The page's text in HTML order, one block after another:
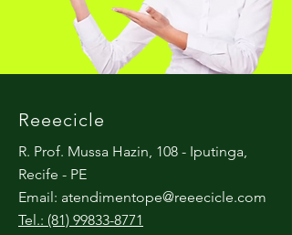
Reeecicle
R. Prof. Mussa Hazin, 108 - Iputinga,
Recife - PE
Email: atendimentope@reeecicle.com
Tel.: (81) 99833-8771